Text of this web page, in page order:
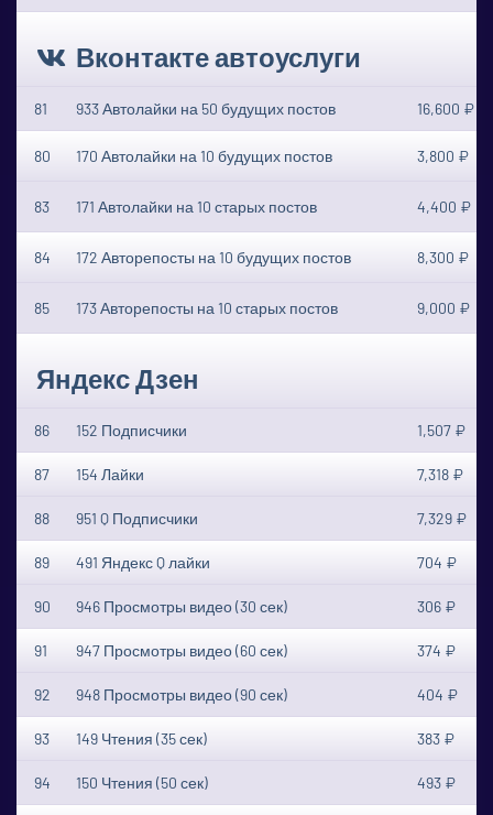
Вконтакте автоуслуги
81 933 Автолайки на 50 будущих постов 16,600 ₽
80 170 Автолайки на 10 будущих постов 3,800 ₽
83 171 Автолайки на 10 старых постов 4,400 ₽
84 172 Авторепосты на 10 будущих постов 8,300 ₽
85 173 Авторепосты на 10 старых постов 9,000 ₽
Яндекс Дзен
86 152 Подписчики 1,507 ₽
87 154 Лайки 7,318 ₽
88 951 Q Подписчики 7,329 ₽
89 491 Яндекс Q лайки 704 ₽
90 946 Просмотры видео (30 сек) 306 ₽
91 947 Просмотры видео (60 сек) 374 ₽
92 948 Просмотры видео (90 сек) 404 ₽
93 149 Чтения (35 сек) 383 ₽
94 150 Чтения (50 сек) 493 ₽